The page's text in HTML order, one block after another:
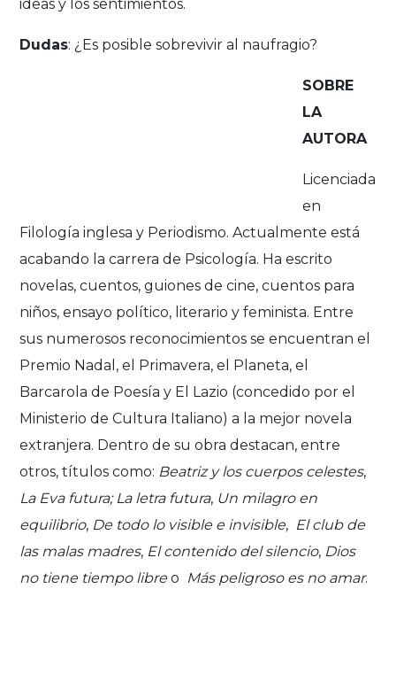
ideas y los sentimientos.
Dudas: ¿Es posible sobrevivir al naufragio?
SOBRE
LA
AUTORA
Licenciada
en
Filología inglesa y Periodismo. Actualmente está
acabando la carrera de Psicología. Ha escrito
novelas, cuentos, guiones de cine, cuentos para
niños, ensayo político, literario y feminista. Entre
sus numerosos reconocimientos se encuentran el
Premio Nadal, el Primavera, el Planeta, el
Barcarola de Poesía y El Lazio (concedido por el
Ministerio de Cultura Italiano) a la mejor novela
extranjera. Dentro de su obra destacan, entre
otros, títulos como: Beatriz y los cuerpos celestes,
La Eva futura; La letra futura, Un milagro en
equilibrio, De todo lo visible e invisible, El club de
las malas madres, El contenido del silencio, Dios
no tiene tiempo libreo Más peligroso es no amar.